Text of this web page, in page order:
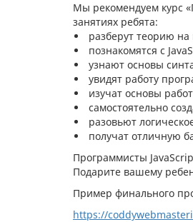
Мы рекомендуем курс
занятиях ребята:
разберут теорию
познакомятся с
узнают основы
увидят работу
изучат основы
самостоятельно
разовьют
получат отличную
Программисты
Подарите вашему
Пример финального
https://